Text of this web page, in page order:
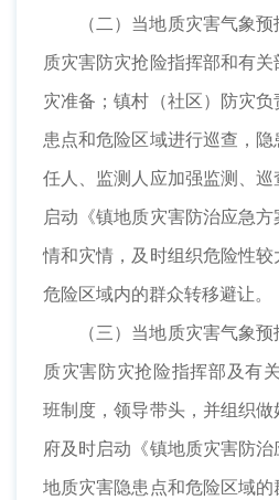
（二）当地质灾害气象
质灾害防灾抢险指挥部和有
灾准备；镇村（社区）防灾
患点和危险区域进行巡查，
任人、监测人应加强监测、
启动《镇地质灾害防治应急
情和灾情，及时组织危险性
危险区域内的群众转移避让。
（三）当地质灾害气象
质灾害防灾抢险指挥部及有
班制度，领导带头，并组织
府及时启动《镇地质灾害防
地质灾害隐患点和危险区域